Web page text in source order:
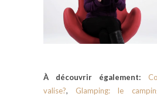
À découvrir également:
valise?, Glamping: le